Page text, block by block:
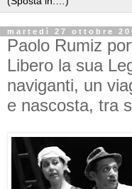
martedì 27 ottobre
Paolo Rumiz
Libero la sua
naviganti, un
e nascosta, tra